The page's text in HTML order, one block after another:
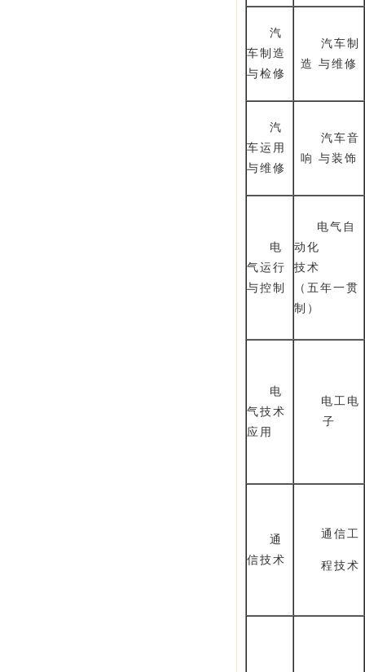
汽
车制造
与检修
汽车制
造 与维修
汽
车运用
与维修
汽车音
响 与装饰
电
气运行
与控制
电气自
动化
技术
（五年一贯
制）
电
气技术
应用
电工电
子
通
信技术
通信工
程技术